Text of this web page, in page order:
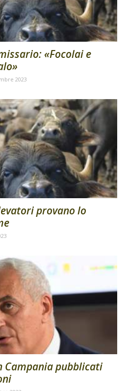
«Focolai e
2023
provano lo
Campania pubblicati